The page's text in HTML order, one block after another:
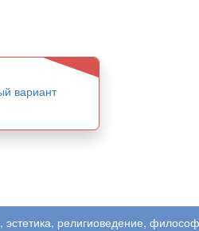
вариант
эстетика, религиоведение,